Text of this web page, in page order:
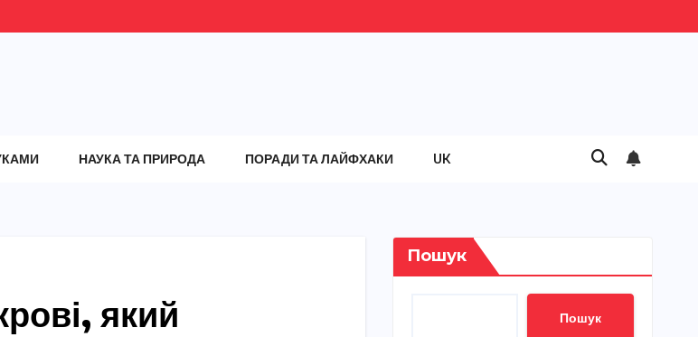
НАУКА ТА ПРИРОДА ПОРАДИ ТА ЛАЙФХАКИ UK
який
Пошук
Пошук